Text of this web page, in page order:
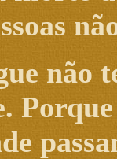
não